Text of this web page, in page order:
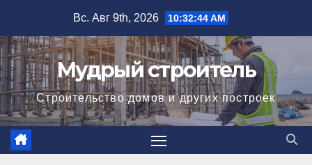
содержимому
Вс. Авг 9th, 2026 10:32:45 AM
Мудрый строитель
Строительство домов и других построек